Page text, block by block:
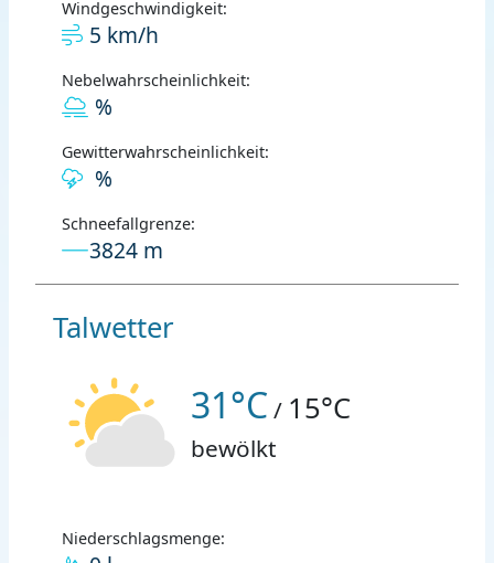
Windgeschwindigkeit:
5 km/h
Nebelwahrscheinlichkeit:
%
Gewitterwahrscheinlichkeit:
%
Schneefallgrenze:
3824 m
Talwetter
31°C / 15°C
bewölkt
Niederschlagsmenge: